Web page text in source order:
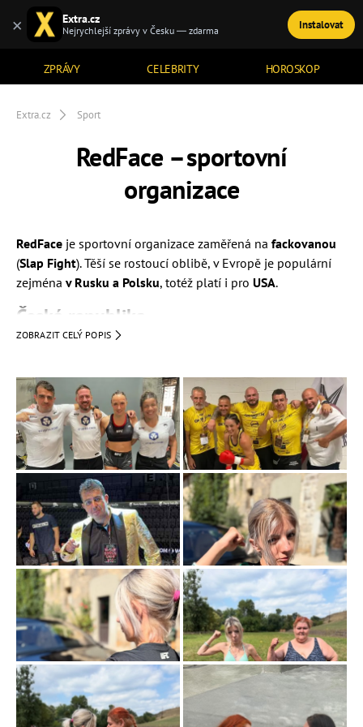
ZPRÁVY CELEBRITY HOROSKOP
TÉMATA
Extra.cz Sport
RedFace –⁠⁠⁠⁠⁠⁠ sportovní
organizace
RedFace je sportovní organizace zaměřená na fackovanou
(Slap Fight).Těší se rostoucí oblibě, v Evropě je populární
zejména v Rusku a Polsku, totéž platí i pro USA.
Česká republika
Oficiálnědo ní dorazí roku
kromě celebrit budou klání otevřena také široké veřejnosti.
4. února 2023se uskutečnilcasting, na něm bylo vybráno
48 účastníků. Ti nejlepší ze tří různých kategorií (muži do
90 kg , muži nad 90 kgaženy) si následně odnesou celkem
tři miliony korun českých.
První turnajproběhne běhemdubna2023 vpražské hale
O2 Univerzum.
Promo
V úvodním videoklipu, který projekt odstartoval, se v roli
uvaděče objevil
bavič a moderátor Michal Kavalčík (1975).
Za Red Face ale stojí itiktokeři Maru Rosecká(2001) a
Freescoot(1998), bývalý kulturista a dnesMMA
zápasník,Filip Grznár(1985),UFC bojovnice Lucie Pudilová
(1994) nebo držitelčeského titulu v boxu Václav Pejsar
(1985).
ZOBRAZIT CELÝ POPIS
× Extra.cz
Nejrychlejší zprávy v Česku — zdarma Instalovat